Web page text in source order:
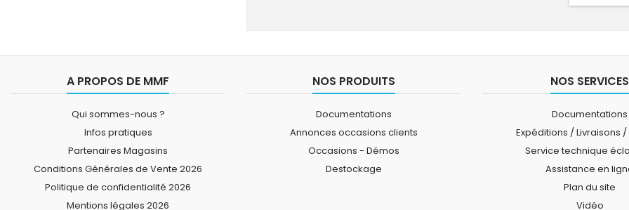
A PROPOS DE MMF
Qui sommes-nous ?
Infos pratiques
Partenaires Magasins
Conditions Générales de Vente 2026
Politique de confidentialité 2026
Mentions légales 2026
NOS PRODUITS
Documentations
Annonces occasions clients
Occasions - Démos
Destockage
NOS SERVICES
Documentations
Expéditions / Livraisons
Service technique
Assistance en
Plan du site
Vidéo